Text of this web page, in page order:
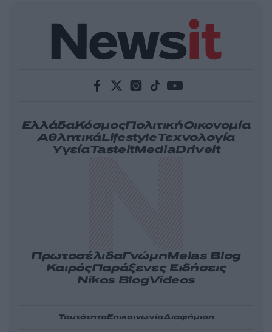
ΕλλάδαΚόσμοςΠολιτικήΟικονομία
ΑθλητικάLifestyleΤεχνολογία
ΥγείαTasteitMediaDriveit
ΠρωτοσέλιδαΓνώμηMelas Blog
ΚαιρόςΠαράξενες Ειδήσεις
Nikos BlogVideos
ΤαυτότηταΕπικοινωνίαΔιαφήμιση